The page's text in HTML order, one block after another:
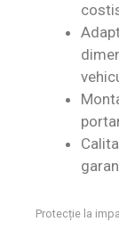
Protecție la